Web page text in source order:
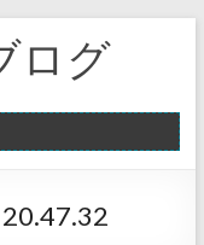
ログ